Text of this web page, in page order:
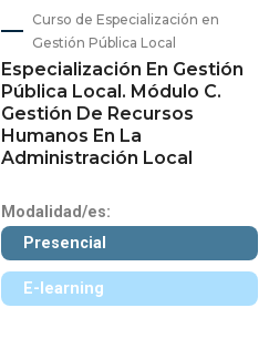
Curso de Especialización en
Gestión Pública Local
Especialización En Gestión
Pública Local. Módulo C.
Gestión De Recursos
Humanos En La
Administración Local
Modalidad/es:
Presencial
E-learning